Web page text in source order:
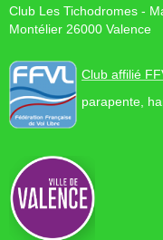
Club Les Tichodromes -
Montélier 26000
Club affilié
parapente,